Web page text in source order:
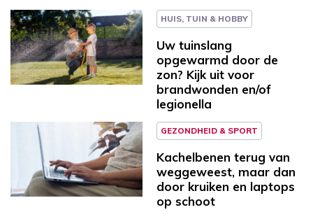
HUIS, TUIN & HOBBY
Uw tuinslang
opgewarmd door de
zon? Kijk uit voor
brandwonden en/of
legionella
GEZONDHEID & SPORT
Kachelbenen terug van
weggeweest, maar dan
door kruiken en laptops
op schoot